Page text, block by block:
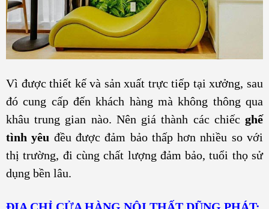
Vì được thiết kế và sản xuất trực tiếp tại xưởng, sau
đó cung cấp đến khách hàng mà không thông qua
khâu trung gian nào. Nên giá thành các chiếc ghế
tình yêu đều được đảm bảo thấp hơn nhiều so với
thị trường, đi cùng chất lượng đảm bảo, tuổi thọ sử
dụng bền lâu.